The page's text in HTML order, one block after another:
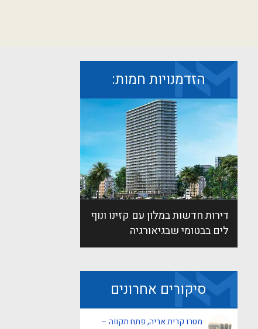
הזדמנויות חמות:
דירות חדשות במלון עם קזינו ונוף
לים בבטומי שבגיאורגיה
סיקורים אחרונים
מטרו קרית אריה, פתח תקווה –